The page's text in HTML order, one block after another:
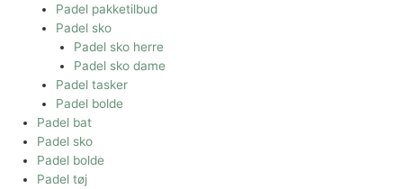
Padel pakketilbud
Padel sko
Padel sko herre
Padel sko dame
Padel tasker
Padel bolde
Padel bat
Padel sko
Padel bolde
Padel tøj